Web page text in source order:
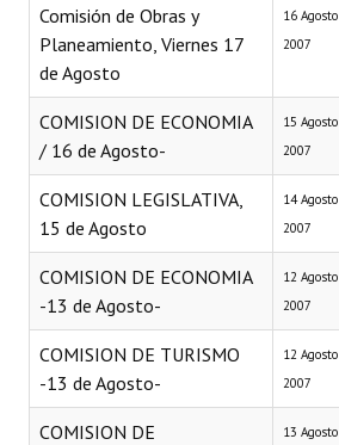
Programas
LEGISLACIÓN
Constitución Nacional
Constitución Provincial
Carta Orgánica 2007
Reglamento Interno
Digesto
Organigrama
DOCUMENTOS
Comisión de Obras y
Planeamiento, Viernes 17
de Agosto
16 Agosto
2007
COMISION DE ECONOMIA
/ 16 de Agosto-
15 Agosto
2007
COMISION LEGISLATIVA,
15 de Agosto
14 Agosto
2007
COMISION DE ECONOMIA
-13 de Agosto-
12 Agosto
2007
COMISION DE TURISMO
-13 de Agosto-
12 Agosto
2007
COMISION DE
13 Agosto